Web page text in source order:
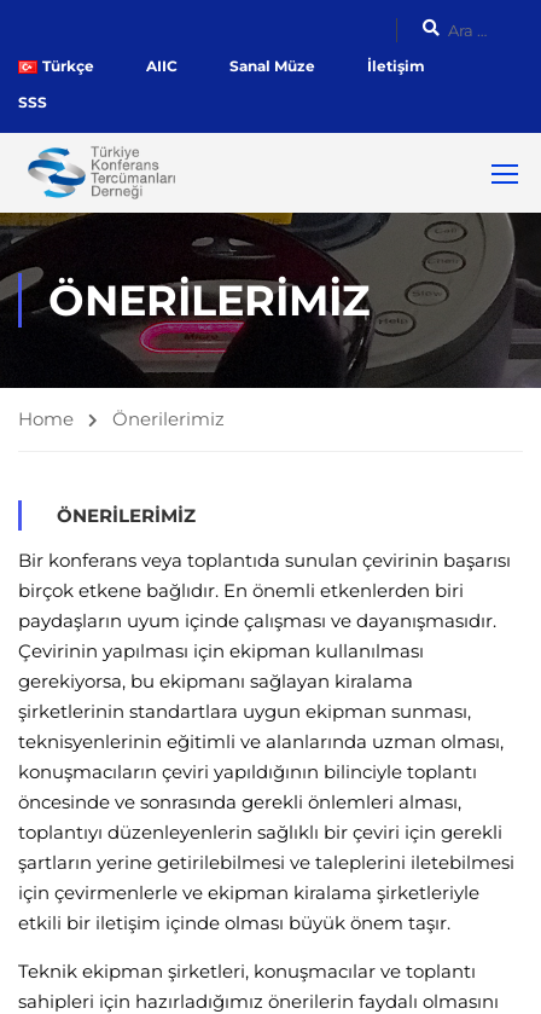
Türkçe AIIC Sanal Müze
İletişim
SSS
ÖNERILERIMIZ
Home Önerilerimiz
ÖNERILERIMIZ
Bir konferans veya toplantıda sunulan çevirinin başarısı
birçok etkene bağlıdır. En önemli etkenlerden biri
paydaşların uyum içinde çalışması ve dayanışmasıdır.
Çevirinin yapılması için ekipman kullanılması
gerekiyorsa, bu ekipmanı sağlayan kiralama
şirketlerinin standartlara uygun ekipman sunması,
teknisyenlerinin eğitimli ve alanlarında uzman olması,
konuşmacıların çeviri yapıldığının bilinciyle toplantı
öncesinde ve sonrasında gerekli önlemleri alması,
toplantıyı düzenleyenlerin sağlıklı bir çeviri için gerekli
şartların yerine getirilebilmesi ve taleplerini iletebilmesi
için çevirmenlerle ve ekipman kiralama şirketleriyle
etkili bir iletişim içinde olması büyük önem taşır.
Teknik ekipman şirketleri, konuşmacılar ve toplantı
sahipleri için hazırladığımız önerilerin faydalı olmasını